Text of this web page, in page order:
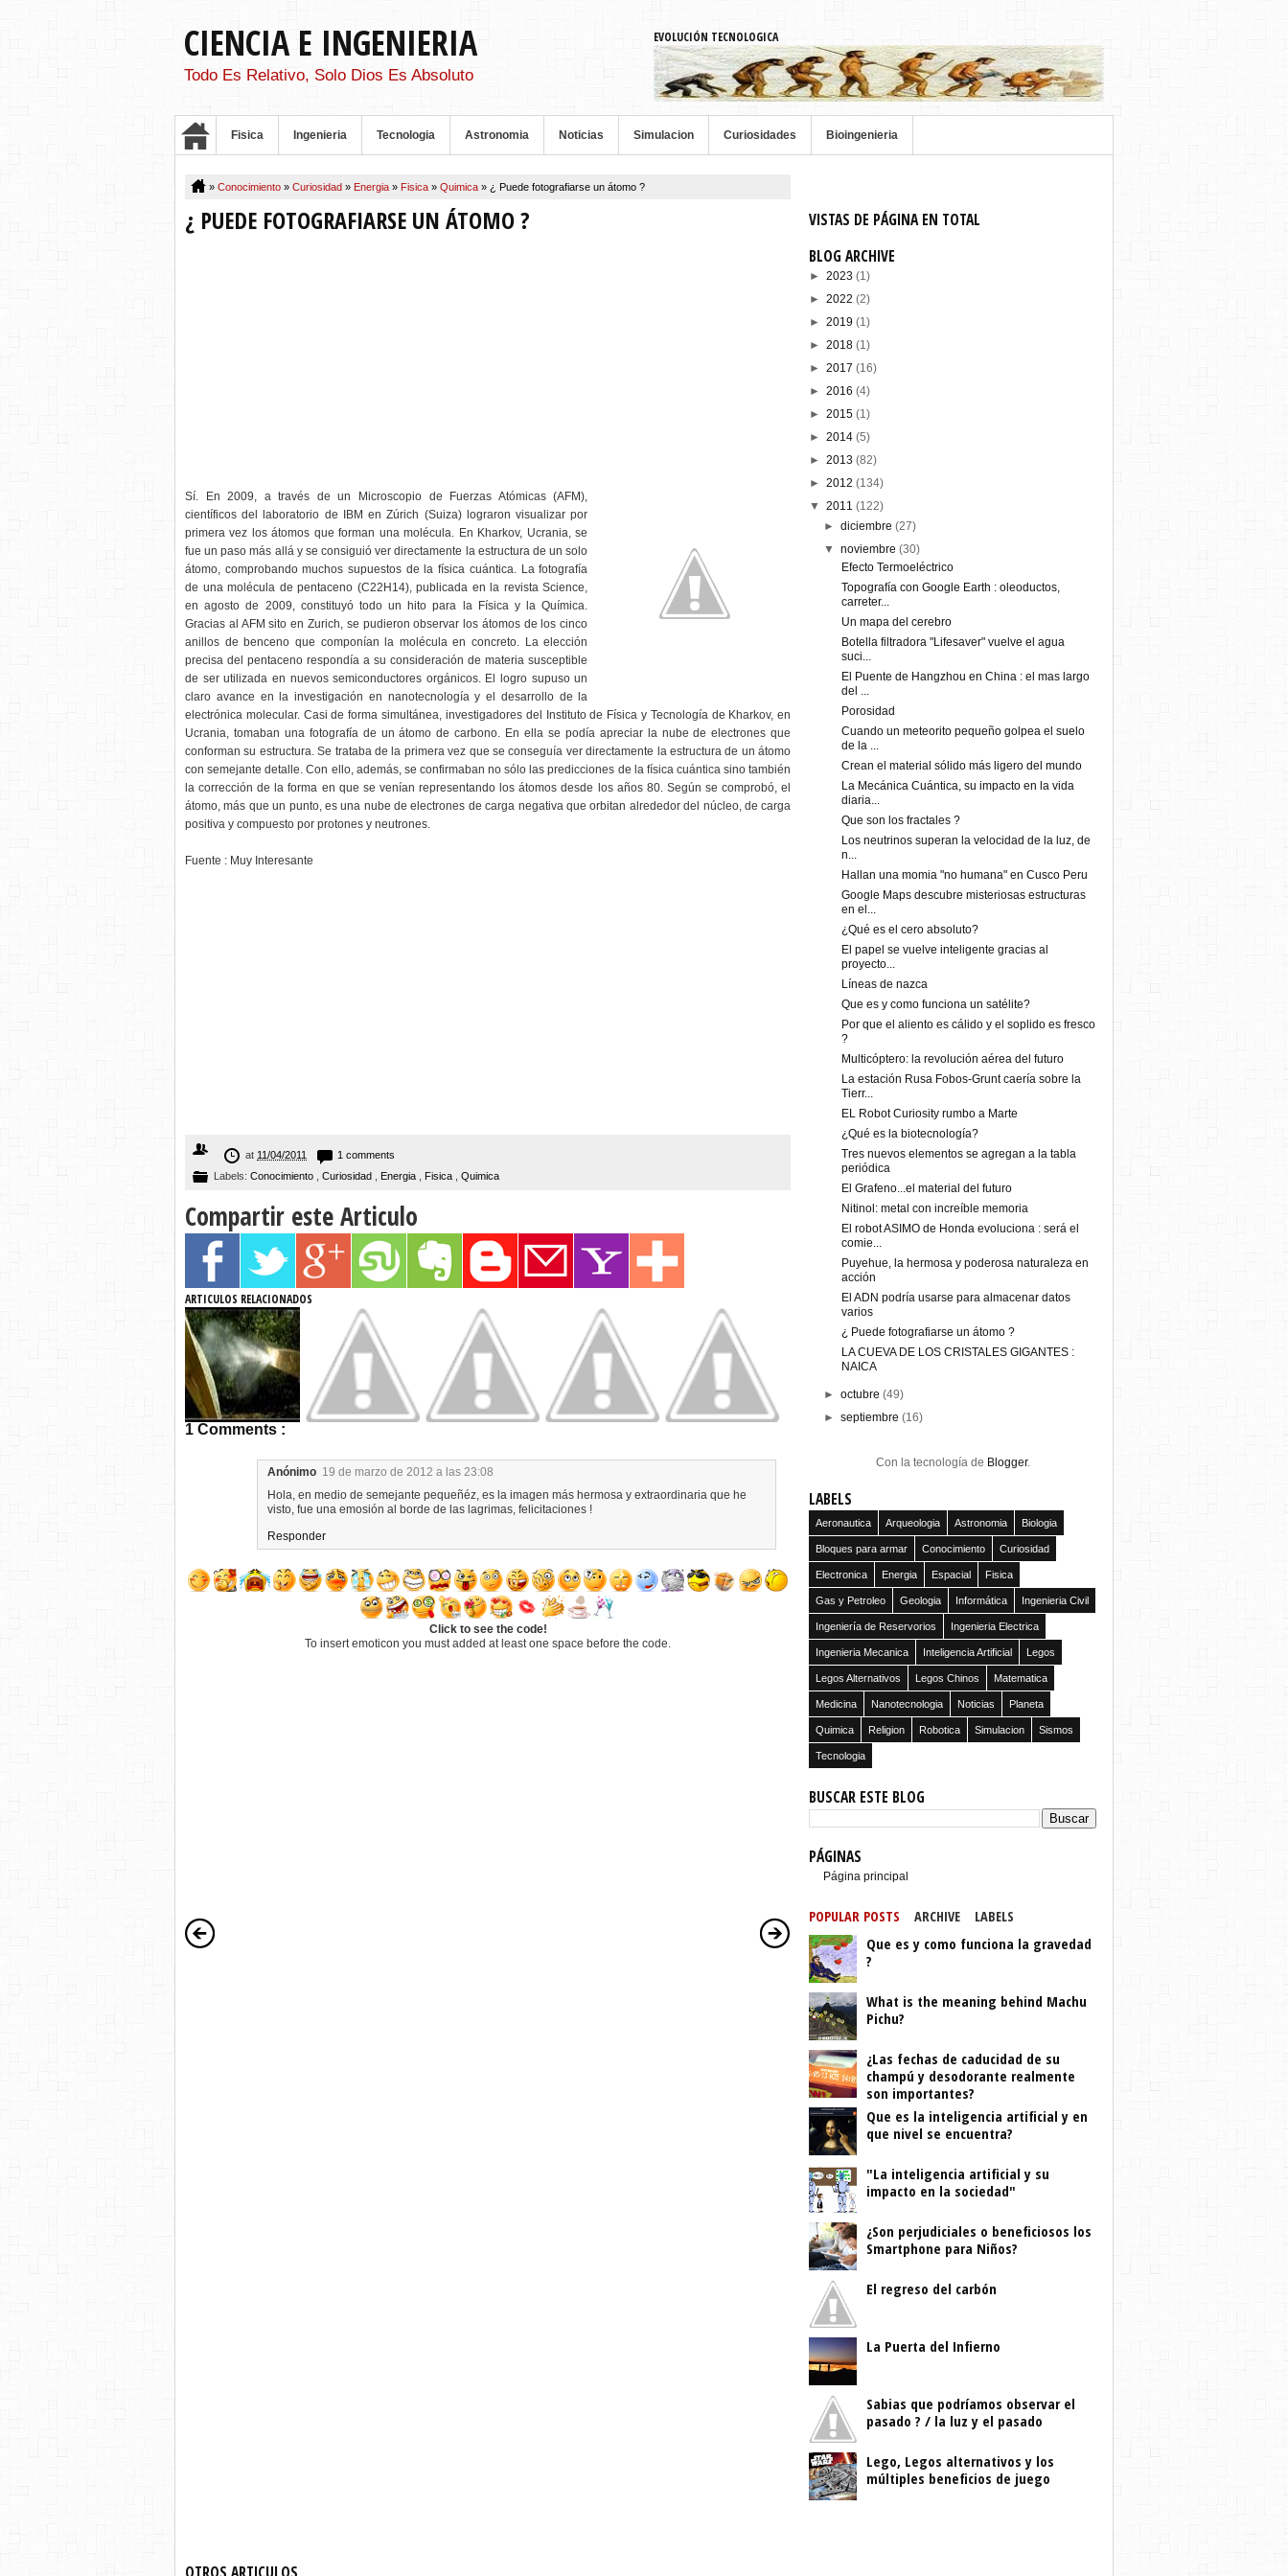
CIENCIA E INGENIERIA
Todo Es Relativo, Solo Dios Es Absoluto
EVOLUCIÓN TECNOLOGICA
Fisica Ingenieria Tecnologia Astronomia Noticias Simulacion Curiosidades Bioingenieria
» Conocimiento » Curiosidad » Energia » Fisica » Quimica » ¿ Puede fotografiarse un átomo ?
¿ PUEDE FOTOGRAFIARSE UN ÁTOMO ?
Sí. En 2009, a través de un Microscopio de Fuerzas Atómicas (AFM),
científicos del laboratorio de IBM en Zúrich (Suiza) lograron visualizar por
primera vez los átomos que forman una molécula. En Kharkov, Ucrania, se
fue un paso más allá y se consiguió ver directamente la estructura de un solo
átomo, comprobando muchos supuestos de la física cuántica. La fotografía
de una molécula de pentaceno (C22H14), publicada en la revista Science,
en agosto de 2009, constituyó todo un hito para la Física y la Química.
Gracias al AFM sito en Zurich, se pudieron observar los átomos de los cinco
anillos de benceno que componían la molécula en concreto. La elección
precisa del pentaceno respondía a su consideración de materia susceptible
de ser utilizada en nuevos semiconductores orgánicos. El logro supuso un
claro avance en la investigación en nanotecnología y el desarrollo de la
electrónica molecular. Casi de forma simultánea, investigadores del Instituto de Física y Tecnología de Kharkov, en
Ucrania, tomaban una fotografía de un átomo de carbono. En ella se podía apreciar la nube de electrones que
conforman su estructura. Se trataba de la primera vez que se conseguía ver directamente la estructura de un átomo
con semejante detalle. Con ello, además, se confirmaban no sólo las predicciones de la física cuántica sino también
la corrección de la forma en que se venían representando los átomos desde los años 80. Según se comprobó, el
átomo, más que un punto, es una nube de electrones de carga negativa que orbitan alrededor del núcleo, de carga
positiva y compuesto por protones y neutrones.
Fuente : Muy Interesante
at 11/04/2011
1 comments
Labels: Conocimiento Curiosidad Energia Fisica Quimica
Compartir este Articulo
ARTICULOS RELACIONADOS
1 Comments :
Anónimo 19 de marzo de 2012 a las 23:08
Hola, en medio de semejante pequeñéz, es la imagen más hermosa y extraordinaria que he
visto, fue una emosión al borde de las lagrimas, felicitaciones !
Responder
Click to see the code!
To insert emoticon you must added at least one space before the code.
VISTAS DE PÁGINA EN TOTAL
BLOG ARCHIVE
►2023(1)
►2022(2)
►2019(1)
►2018(1)
►2017(16)
►2016(4)
►2015(1)
►2014(5)
►2013(82)
►2012(134)
▼2011(122)
► diciembre (27)
▼ noviembre (30)
Efecto Termoeléctrico
Topografía con Google Earth : oleoductos,
carreter...
Un mapa del cerebro
Botella filtradora "Lifesaver" vuelve el agua
suci...
El Puente de Hangzhou en China : el mas largo
del ...
Porosidad
Cuando un meteorito pequeño golpea el suelo
de la ...
Crean el material sólido más ligero del mundo
La Mecánica Cuántica, su impacto en la vida
diaria...
Que son los fractales ?
Los neutrinos superan la velocidad de la luz, de
n...
Hallan una momia "no humana" en Cusco Peru
Google Maps descubre misteriosas estructuras
en el...
¿Qué es el cero absoluto?
El papel se vuelve inteligente gracias al
proyecto...
Líneas de nazca
Que es y como funciona un satélite?
Por que el aliento es cálido y el soplido es fresco
?
Multicóptero: la revolución aérea del futuro
La estación Rusa Fobos-Grunt caería sobre la
Tierr...
EL Robot Curiosity rumbo a Marte
¿Qué es la biotecnología?
Tres nuevos elementos se agregan a la tabla
periódica
El Grafeno...el material del futuro
Nitinol: metal con increíble memoria
El robot ASIMO de Honda evoluciona : será el
comie...
Puyehue, la hermosa y poderosa naturaleza en
acción
El ADN podría usarse para almacenar datos
varios
¿ Puede fotografiarse un átomo ?
LA CUEVA DE LOS CRISTALES GIGANTES :
NAICA
► octubre (49)
► septiembre (16)
Con la tecnología de Blogger.
LABELS
Aeronautica Arqueologia Astronomia Biologia
Bloques para armar Conocimiento Curiosidad
Electronica Energia Espacial Fisica
Gas y Petroleo Geologia Informática Ingenieria Civil
Ingeniería de Reservorios Ingenieria Electrica
Ingenieria Mecanica Inteligencia Artificial Legos
Legos Alternativos Legos Chinos Matematica
Medicina Nanotecnologia Noticias Planeta
Quimica Religion Robotica Simulacion Sismos
Tecnologia
BUSCAR ESTE BLOG
PÁGINAS
Página principal
POPULAR POSTS ARCHIVE LABELS
Que es y como funciona la gravedad
?
What is the meaning behind Machu
Pichu?
¿Las fechas de caducidad de su
champú y desodorante realmente
son importantes?
Que es la inteligencia artificial y en
que nivel se encuentra?
"La inteligencia artificial y su
impacto en la sociedad"
¿Son perjudiciales o beneficiosos los
Smartphone para Niños?
El regreso del carbón
La Puerta del Infierno
Sabias que podríamos observar el
pasado ? / la luz y el pasado
Lego, Legos alternativos y los
múltiples beneficios de juego